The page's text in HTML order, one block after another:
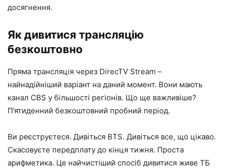
досягнення.
Як дивитися трансляцію
безкоштовно
Пряма трансляція через DirecTV Stream –
найнадійніший варіант на даний момент. Вони мають
канал CBS у більшості регіонів. Що ще важливіше?
П’ятиденний безкоштовний пробний період.
Ви реєструєтеся. Дивіться BTS. Дивіться все, що цікаво.
Скасовуєте передплату до кінця тижня. Проста
арифметика. Це найчистіший спосіб дивитися живе ТБ